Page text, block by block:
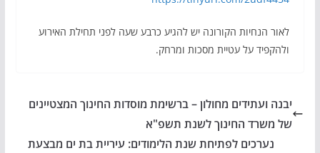
לאור הנחיות הקורונה יש להגיע כרבע שעה לפני תחילת האירוע
ולהקפיד על עטיית מסכות ומרחק.
יבנה ועתידים מחולון – ברשימת מוסדות החינוך המצטיינים
של משרד החינוך לשנת תשפ"א
נערכים לפתיחת שנת הלימודים: עיריית בת ים מבצעת